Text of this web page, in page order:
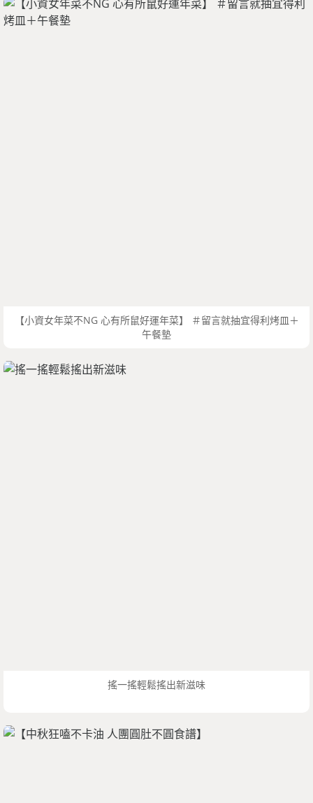
【小資女年菜不NG 心有所鼠好運年菜】 ＃留言就抽宜得利烤皿＋
午餐墊
搖一搖輕鬆搖出新滋味